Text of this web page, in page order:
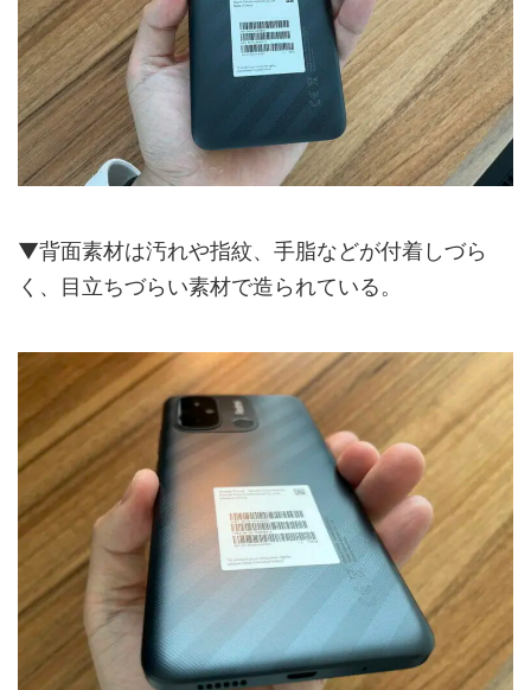
▼背面素材は汚れや指紋、手脂などが付着しづら
く、目立ちづらい素材で造られている。